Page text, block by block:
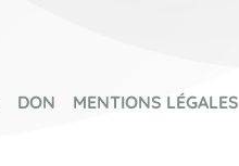
DON MENTIONS LÉGALES